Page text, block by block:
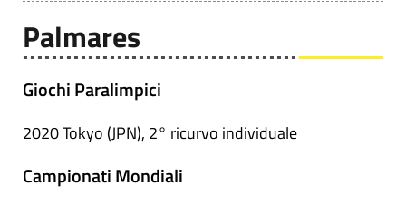
Palmares
Giochi Paralimpici
2020 Tokyo (JPN), 2° ricurvo individuale
Campionati Mondiali